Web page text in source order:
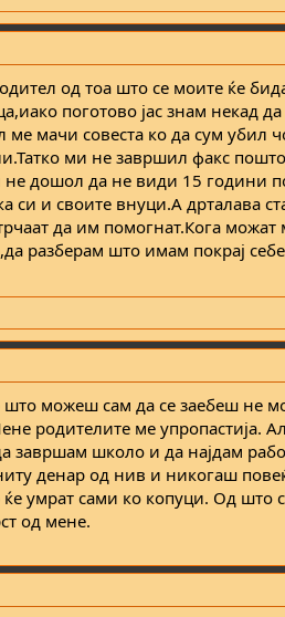
од тоа што се моите ќе
поготово јас знам некад
мачи совеста ко да сум убил
ми не завршил факс
не дошол да не види 15 години
си и своите внуци.А дрталава
да им помогнат.Кога
разберам што имам покрај
што можеш сам да се заебеш не
родителите ме упропастија.
завршам школо и да најдам
денар од нив и никогаш
ќе умрат сами ко копуци. Од
од мене.